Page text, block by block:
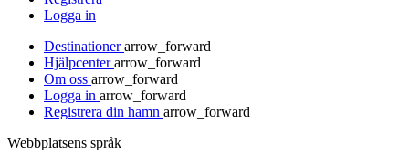
Logga in
Destinationerarrow_forward
Hjälpcenterarrow_forward
Om oss arrow_forward
Logga in arrow_forward
Registrera din hamn arrow_forward
Webbplatsens språk